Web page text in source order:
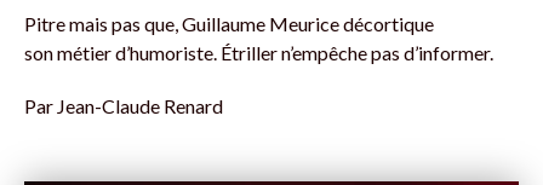
Pitre mais pas que, Guillaume Meurice décortique
son métier d’humoriste. Étriller n’empêche pas d’informer.
Par Jean-Claude Renard